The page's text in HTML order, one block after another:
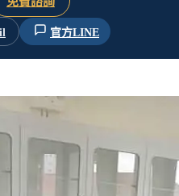
計與訂製 地板鋪設工程
官方LINE